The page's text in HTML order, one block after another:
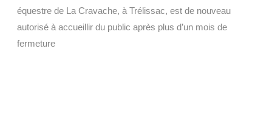
équestre de La Cravache, à Trélissac, est de nouveau
autorisé à accueillir du public après plus d’un mois de
fermeture